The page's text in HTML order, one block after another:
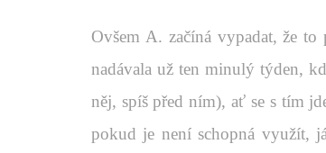
Ovšem A. začíná vypadat, že
nadávala už ten minulý týden,
něj, spíš před ním), ať se s tím
pokud je není schopná využít,